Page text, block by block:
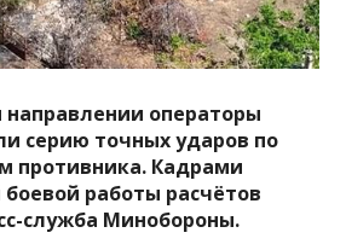
операторы
серию точных ударов по
противника. Кадрами
работы расчётов
служба Минобороны.